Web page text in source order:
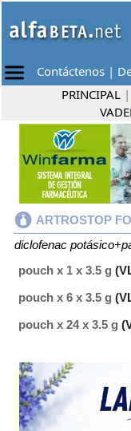
Contáctenos |
PRINCIPAL |
ARTROSTOP
diclofenac
pouch x 1 x 3.5 g
pouch x 6 x 3.5 g
pouch x 24 x 3.5 g
ARTROSTOP FORTE
potásico+paracetamoly
producido por